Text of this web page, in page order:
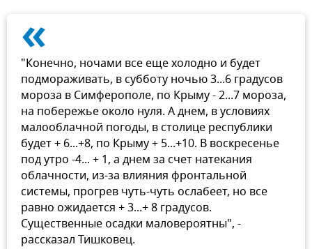
«
"Конечно, ночами все еще холодно и будет
подмораживать, в субботу ночью 3...6 градусов
мороза в Симферополе, по Крыму - 2...7 мороза,
на побережье около нуля. А днем, в условиях
малооблачной погоды, в столице республики
будет + 6...+8, по Крыму + 5...+10. В воскресенье
под утро -4... + 1, а днем за счет натекания
облачности, из-за влияния фронтальной
системы, прогрев чуть-чуть ослабеет, но все
равно ожидается + 3...+ 8 градусов.
Существенные осадки маловероятны", -
рассказал Тишковец.